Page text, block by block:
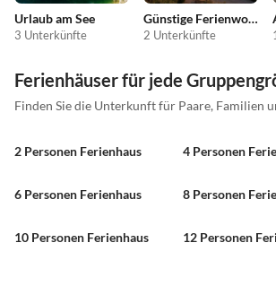
Urlaub am See
3 Unterkünfte
Günstige Ferienwohnungen
2 Unterkünfte
Ferienhäuser für jede
Finden Sie die Unterkunft für Paare, Familien
2 Personen Ferienhaus 4 Personen
6 Personen Ferienhaus 8 Personen
10 Personen Ferienhaus 12 Personen